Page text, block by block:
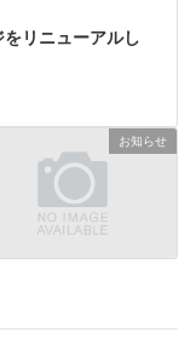
リニューアルし
お知らせ